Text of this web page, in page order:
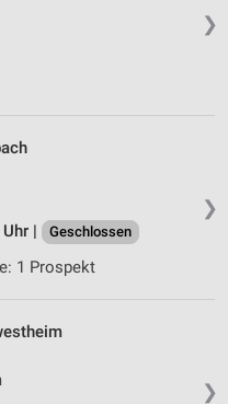
❯
❯
|
Geschlossen
1 Prospekt
❯
Auswahl von